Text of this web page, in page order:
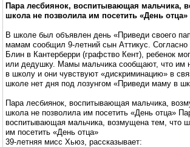
Пара лесбиянок, воспитывающая мальчика,
школа не позволила им посетить «День отца»
В школе был объявлен день «Приведи своего
мамам сообщил 9-летний сын Аттикус.
Блин в Кантерберри (графство Кент), ребенок
или дедушку. Мамы мальчика сообщают, что им
в школу и они чувствуют «дискриминацию» в
школе нет дня под лозунгом «Приведи маму в
Пара лесбиянок, воспитывающая мальчика,
школа не позволила им посетить «День отца»
воспитывающая мальчика, возмущена тем, что
им посетить «День отца»
39-летняя мисс Хьюз, рассказывает: